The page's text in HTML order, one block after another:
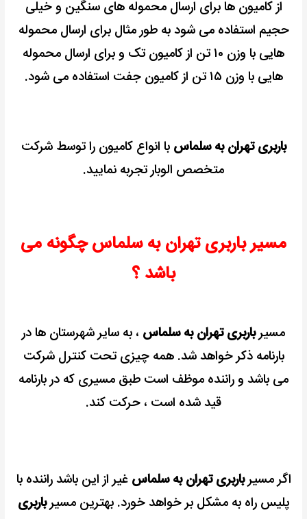
از کامیون ها برای ارسال محموله های سنگین و خیلی
حجیم استفاده می شود به طور مثال برای ارسال محموله
هایی با وزن ۱۰ تن از کامیون تک و برای ارسال محموله
هایی با وزن ۱۵ تن از کامیون جفت استفاده می شود.
باربری تهران به سلماس با انواع کامیون را توسط شرکت
متخصص الوبار تجربه نمایید.
مسیر باربری تهران به سلماس چگونه می
باشد ؟
مسیرباربری تهران به سلماس ، به سایر شهرستان ها در
بارنامه ذکر خواهد شد.همه چیزی تحت کنترل شرکت
می باشد و راننده موظف است طبق مسیری که در بارنامه
قید شده است ، حرکت کند.
اگر مسیرباربری تهران به سلماس غیر از این باشد راننده با
پلیس راه به مشکل بر خواهد خورد.بهترین مسیرباربری